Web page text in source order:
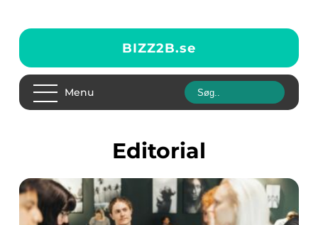
BIZZ2B.se
Menu
editorial